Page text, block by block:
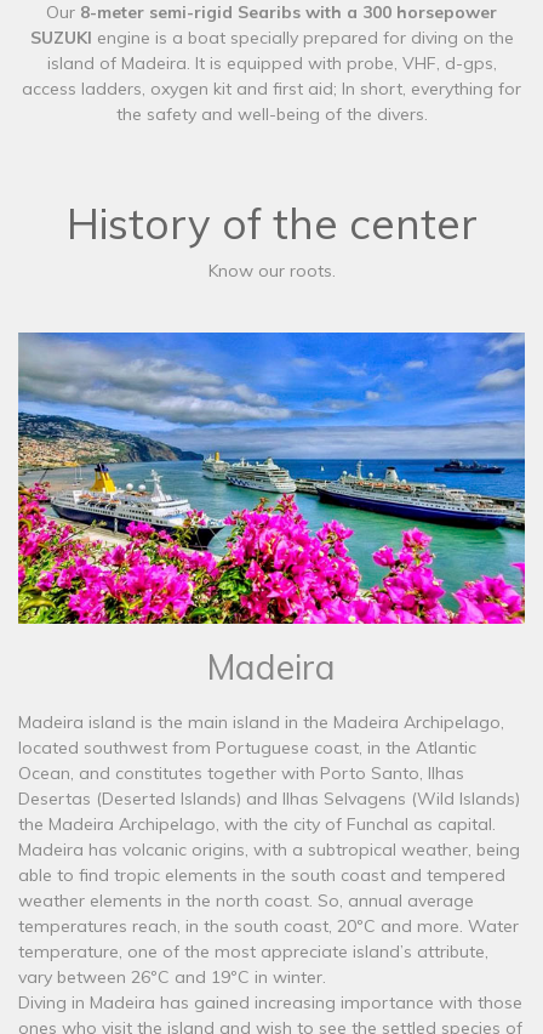
Our 8-meter semi-rigid Searibs with a 300 horsepower
SUZUKI engine is a boat specially prepared for diving on the
island of Madeira. It is equipped with probe, VHF, d-gps,
access ladders, oxygen kit and first aid; In short, everything for
the safety and well-being of the divers.
History of the center
Know our roots.
Madeira
Madeira island is the main island in the Madeira Archipelago,
located southwest from Portuguese coast, in the Atlantic
Ocean, and constitutes together with Porto Santo, Ilhas
Desertas (Deserted Islands) and Ilhas Selvagens (Wild Islands)
the Madeira Archipelago, with the city of Funchal as capital.
Madeira has volcanic origins, with a subtropical weather, being
able to find tropic elements in the south coast and tempered
weather elements in the north coast. So, annual average
temperatures reach, in the south coast, 20ºC and more. Water
temperature, one of the most appreciate island’s attribute,
vary between 26ºC and 19ºC in winter.
Diving in Madeira has gained increasing importance with those
ones who visit the island and wish to see the settled species of